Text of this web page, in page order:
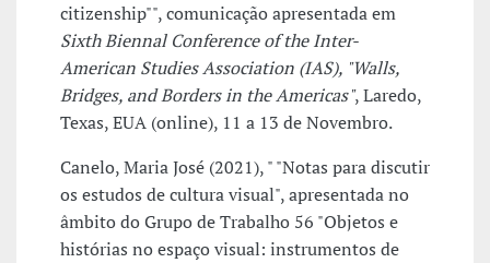
citizenship"", comunicação apresentada em
Sixth Biennal Conference of the Inter-
American Studies Association (IAS), "Walls,
Bridges, and Borders in the Americas", Laredo,
Texas, EUA (online), 11 a 13 de Novembro.
Canelo, Maria José (2021), " "Notas para discutir
os estudos de cultura visual", apresentada no
âmbito do Grupo de Trabalho 56 "Objetos e
histórias no espaço visual: instrumentos de